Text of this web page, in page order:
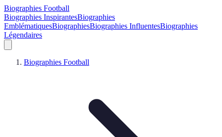
Biographies Football
Biographies InspirantesBiographies
EmblématiquesBiographiesBiographies InfluentesBiographies
Légendaires
Biographies Football